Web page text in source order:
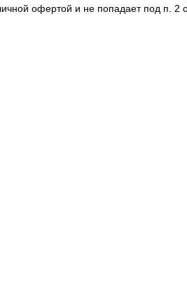
офертой и не попадает под п. 2